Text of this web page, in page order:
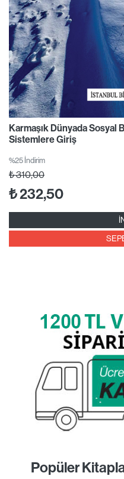
Karmaşık Dünyada Sosyal
Sistemlere Giriş
%25 İndirim
₺310,00
₺232,50
Popüler